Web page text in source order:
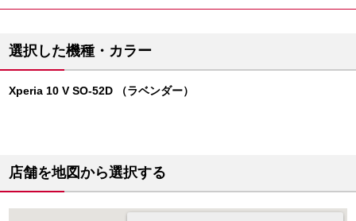
選択した機種・カラー
Xperia 10 V SO-52D （ラベンダー）
店舗を地図から選択する